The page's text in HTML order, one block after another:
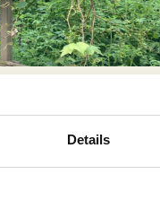
Details
geen bomen
dan een goed